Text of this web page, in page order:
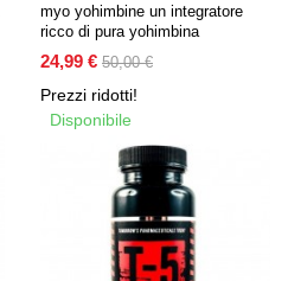
myo yohimbine un integratore
ricco di pura yohimbina
cloridrato. l’ingrediente stimolante
è utile nella lotta contro il
cosiddetto tessuto adiposo
24,99 € 50,00 €
Prezzi ridotti!
Disponibile